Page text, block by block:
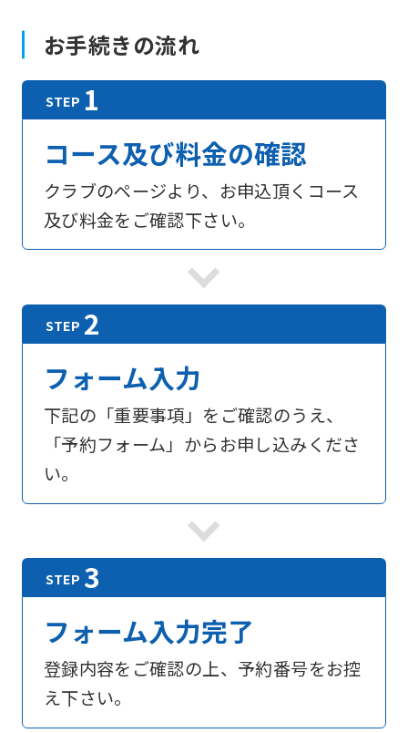
お手続きの流れ
コース及び料金の確認
クラブのページより、お申込頂くコース
及び料金をご確認下さい。
フォーム入力
下記の「重要事項」をご確認のうえ、
「予約フォーム」からお申し込みくださ
い。
フォーム入力完了
登録内容をご確認の上、予約番号をお控
え下さい。